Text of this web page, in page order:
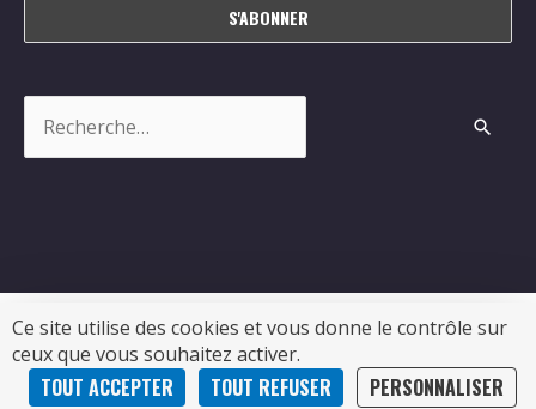
Ce site utilise des cookies et vous donne le contrôle sur
ceux que vous souhaitez activer.
TOUT ACCEPTER TOUT REFUSER PERSONNALISER
Copyright © 2026Sablonceaux| Propulsé par Soluris